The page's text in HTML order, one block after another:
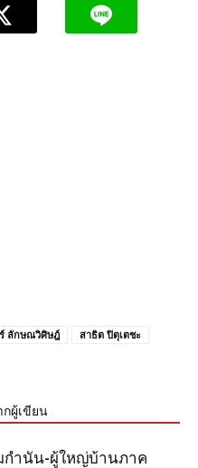
ลักษณวิศิษฎ์
สาธิต ปิตุเตชะ
กผู้เขียน
กำนัน-ผู้ใหญ่บ้านภาค